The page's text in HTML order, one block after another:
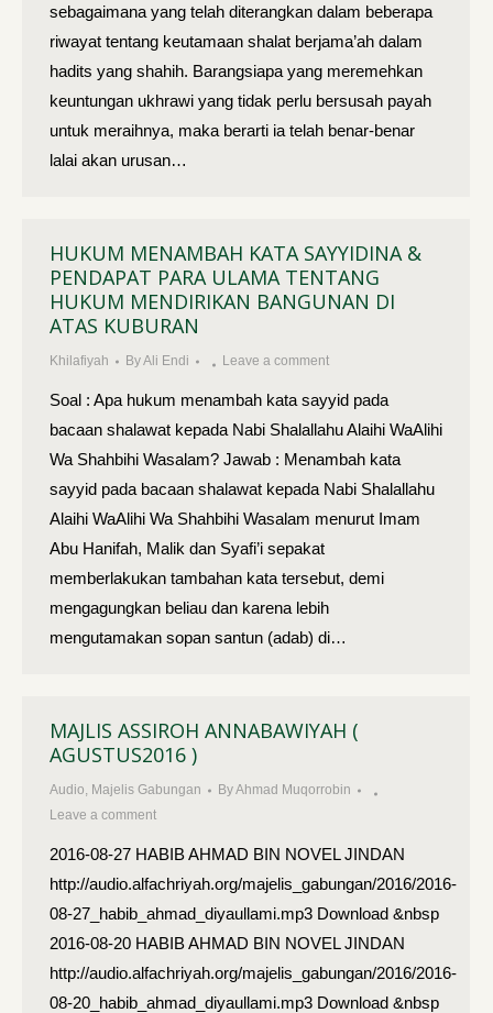
sebagaimana yang telah diterangkan dalam beberapa
riwayat tentang keutamaan shalat berjama’ah dalam
hadits yang shahih. Barangsiapa yang meremehkan
keuntungan ukhrawi yang tidak perlu bersusah payah
untuk meraihnya, maka berarti ia telah benar-benar
lalai akan urusan…
HUKUM MENAMBAH KATA SAYYIDINA &
PENDAPAT PARA ULAMA TENTANG
HUKUM MENDIRIKAN BANGUNAN DI
ATAS KUBURAN
Khilafiyah ByAli Endi Leave a comment
Soal : Apa hukum menambah kata sayyid pada
bacaan shalawat kepada Nabi Shalallahu Alaihi WaAlihi
Wa Shahbihi Wasalam? Jawab : Menambah kata
sayyid pada bacaan shalawat kepada Nabi Shalallahu
Alaihi WaAlihi Wa Shahbihi Wasalam menurut Imam
Abu Hanifah, Malik dan Syafi’i sepakat
memberlakukan tambahan kata tersebut, demi
mengagungkan beliau dan karena lebih
mengutamakan sopan santun (adab) di…
MAJLIS ASSIROH ANNABAWIYAH (
AGUSTUS2016 )
Audio, Majelis Gabungan ByAhmad Muqorrobin
Leave a comment
2016-08-27 HABIB AHMAD BIN NOVEL JINDAN
http://audio.alfachriyah.org/majelis_gabungan/2016/2016-
08-27_habib_ahmad_diyaullami.mp3 Download &nbsp
2016-08-20 HABIB AHMAD BIN NOVEL JINDAN
http://audio.alfachriyah.org/majelis_gabungan/2016/2016-
08-20_habib_ahmad_diyaullami.mp3 Download &nbsp